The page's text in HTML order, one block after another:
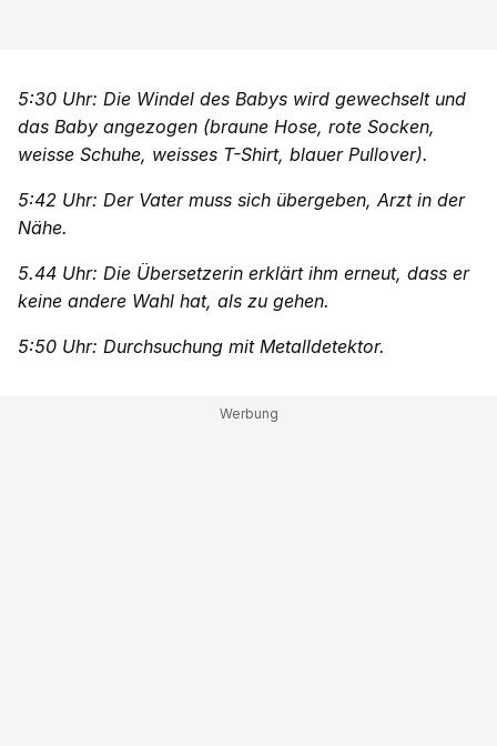
5:30 Uhr: Die Windel des Babys wird gewechselt und
das Baby angezogen (braune Hose, rote Socken,
weisse Schuhe, weisses T-Shirt, blauer Pullover).
5:42 Uhr: Der Vater muss sich übergeben, Arzt in der
Nähe.
5.44 Uhr: Die Übersetzerin erklärt ihm erneut, dass er
keine andere Wahl hat, als zu gehen.
5:50 Uhr: Durchsuchung mit Metalldetektor.